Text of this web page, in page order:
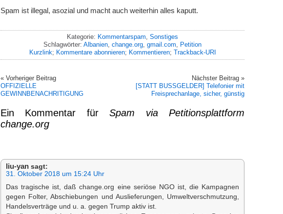
Spam ist illegal, asozial und macht auch weiterhin alles kaputt.
Kategorie: Kommentarspam, Sonstiges
Schlagwörter: Albanien, change.org, gmail.com, Petition
Kurzlink; Kommentare abonnieren; Kommentieren; Trackback-URI
« Vorheriger Beitrag
OFFIZIELLE
GEWINNBENACHRITIGUNG
Nächster Beitrag »
[STATT BUSSGELDER] Telefonier mit
Freisprechanlage, sicher, günstig
Ein Kommentar fürSpam via Petitionsplattform
change.org
liu-yan sagt:
31. Oktober 2018 um 15:24 Uhr
Das tragische ist, daß change.org eine seriöse NGO ist, die Kampagnen
gegen Folter, Abschiebungen und Auslieferungen, Umweltverschmutzung,
Handelsverträge und u. a. gegen Trump aktiv ist.